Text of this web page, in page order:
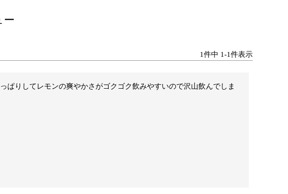
ー
1件中 1-1件表示
ぱりしてレモンの爽やかさがゴクゴク飲みやすいので沢山飲んでしま